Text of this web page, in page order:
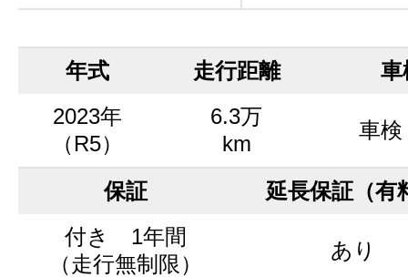
年式 走行距離
車
2023年
（R5）
6.3万
km
車検
保証
延長保証（有
付き 1年間
（走行無制限）
あり